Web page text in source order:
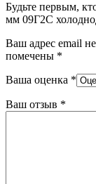
Будьте первым,
мм 09Г2С
Ваш адрес email
помечены *
Ваша оценка *
Ваш отзыв *